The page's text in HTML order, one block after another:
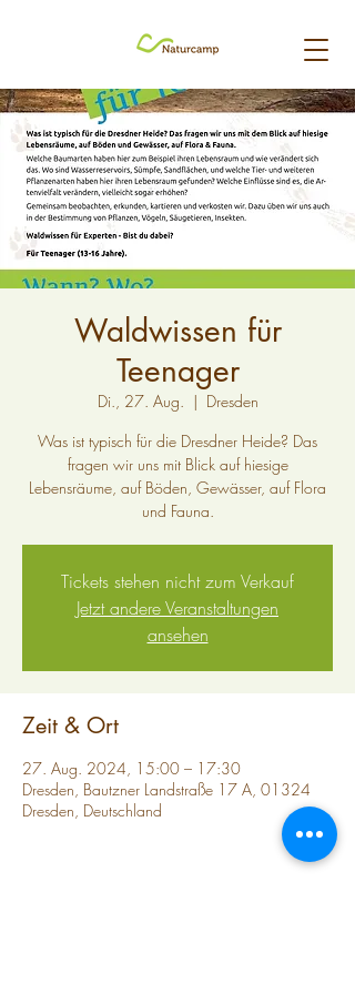
Waldwissen für
Teenager
Di., 27. Aug.
  |
Dresden
Was ist typisch für die Dresdner Heide? Das
fragen wir uns mit Blick auf hiesige
Lebensräume, auf Böden, Gewässer, auf Flora
und Fauna.
Tickets stehen nicht zum Verkauf
Jetzt andere Veranstaltungen
ansehen
Zeit & Ort
27. Aug. 2024, 15:00 – 17:30
Dresden, Bautzner Landstraße 17 A, 01324
Dresden, Deutschland